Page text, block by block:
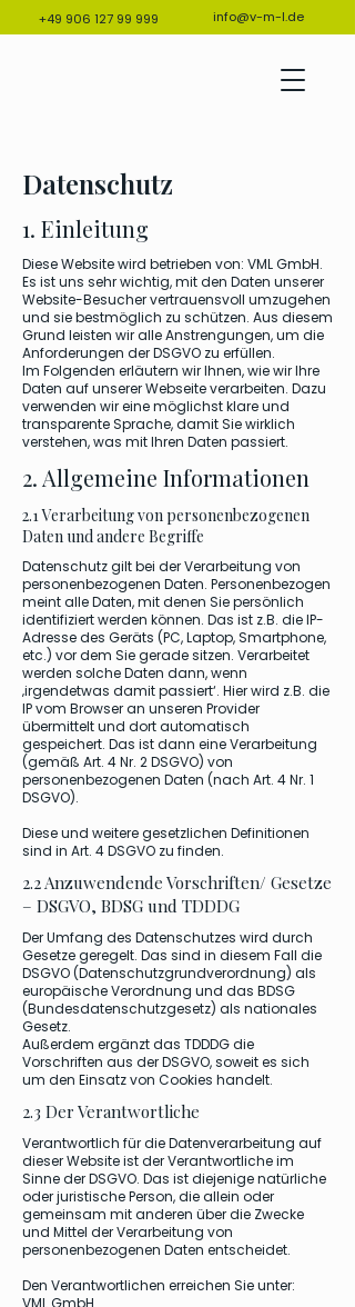
+49 906 127 99 999 info@v-m-l.de
Datenschutz
1. Einleitung
Diese Website wird betrieben von: VML GmbH.
Es ist uns sehr wichtig, mit den Daten unserer
Website-Besucher vertrauensvoll umzugehen
und sie bestmöglich zu schützen. Aus diesem
Grund leisten wir alle Anstrengungen, um die
Anforderungen der DSGVO zu erfüllen.
Im Folgenden erläutern wir Ihnen, wie wir Ihre
Daten auf unserer Webseite verarbeiten. Dazu
verwenden wir eine möglichst klare und
transparente Sprache, damit Sie wirklich
verstehen, was mit Ihren Daten passiert.
2. Allgemeine Informationen
2.1 Verarbeitung von personenbezogenen
Daten und andere Begriffe
Datenschutz gilt bei der Verarbeitung von
personenbezogenen Daten. Personenbezogen
meint alle Daten, mit denen Sie persönlich
identifiziert werden können. Das ist z.B. die IP-
Adresse des Geräts (PC, Laptop, Smartphone,
etc.) vor dem Sie gerade sitzen. Verarbeitet
werden solche Daten dann, wenn
‚irgendetwas damit passiert‘. Hier wird z.B. die
IP vom Browser an unseren Provider
übermittelt und dort automatisch
gespeichert. Das ist dann eine Verarbeitung
(gemäß Art. 4 Nr. 2 DSGVO) von
personenbezogenen Daten (nach Art. 4 Nr. 1
DSGVO).
Diese und weitere gesetzlichen Definitionen
sind in Art. 4 DSGVO zu finden.
2.2 Anzuwendende Vorschriften/ Gesetze
– DSGVO, BDSG und TDDDG
Der Umfang des Datenschutzes wird durch
Gesetze geregelt. Das sind in diesem Fall die
DSGVO (Datenschutzgrundverordnung) als
europäische Verordnung und das BDSG
(Bundesdatenschutzgesetz) als nationales
Gesetz.
Außerdem ergänzt das TDDDG die
Vorschriften aus der DSGVO, soweit es sich
um den Einsatz von Cookies handelt.
2.3 Der Verantwortliche
Verantwortlich für die Datenverarbeitung auf
dieser Website ist der Verantwortliche im
Sinne der DSGVO. Das ist diejenige natürliche
oder juristische Person, die allein oder
gemeinsam mit anderen über die Zwecke
und Mittel der Verarbeitung von
personenbezogenen Daten entscheidet.
Den Verantwortlichen erreichen Sie unter:
VML GmbH